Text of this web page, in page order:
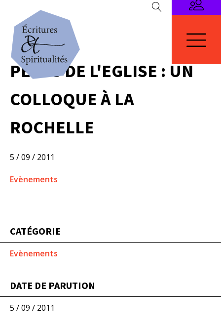
PÈRES DE L'EGLISE : UN
COLLOQUE À LA
ROCHELLE
5 / 09 / 2011
Evènements
CATÉGORIE
Evènements
DATE DE PARUTION
5 / 09 / 2011